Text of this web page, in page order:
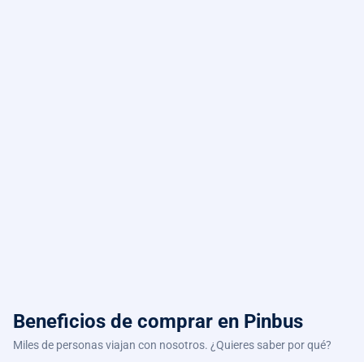
Beneficios de comprar en Pinbus
Miles de personas viajan con nosotros. ¿Quieres saber por qué?